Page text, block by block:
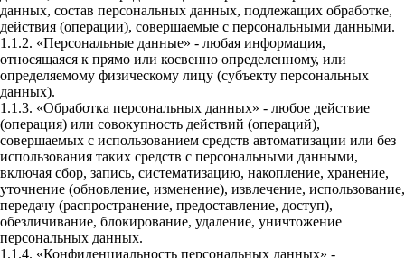
данных, состав персональных данных, подлежащих обработке,
действия (операции), совершаемые с персональными данными.
1.1.2. «Персональные данные» - любая информация,
относящаяся к прямо или косвенно определенному, или
определяемому физическому лицу (субъекту персональных
данных).
1.1.3. «Обработка персональных данных» - любое действие
(операция) или совокупность действий (операций),
совершаемых с использованием средств автоматизации или без
использования таких средств с персональными данными,
включая сбор, запись, систематизацию, накопление, хранение,
уточнение (обновление, изменение), извлечение, использование,
передачу (распространение, предоставление, доступ),
обезличивание, блокирование, удаление, уничтожение
персональных данных.
1.1.4. «Конфиденциальность персональных данных» -